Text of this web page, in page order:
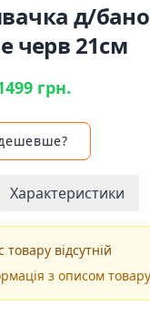
д/
черв 21см
грн.
Характеристики
товару відсутній
з описом